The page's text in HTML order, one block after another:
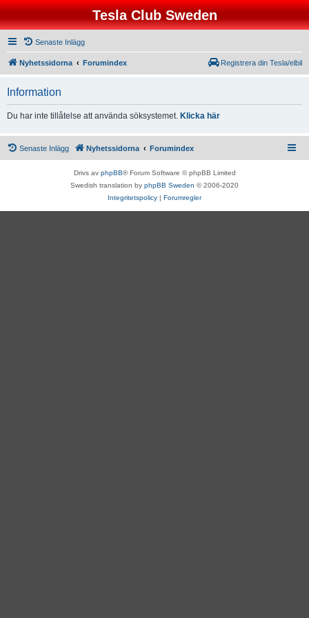
Tesla Club Sweden
Senaste Inlägg
Nyhetssidorna Forumindex Registrera din Tesla/elbil
Information
Du har inte tillåtelse att använda söksystemet. Klicka här
Senaste Inlägg Nyhetssidorna Forumindex
Drivs av phpBB® Forum Software © phpBB Limited
Swedish translation by phpBB Sweden © 2006-2020
Integritetspolicy | Forumregler